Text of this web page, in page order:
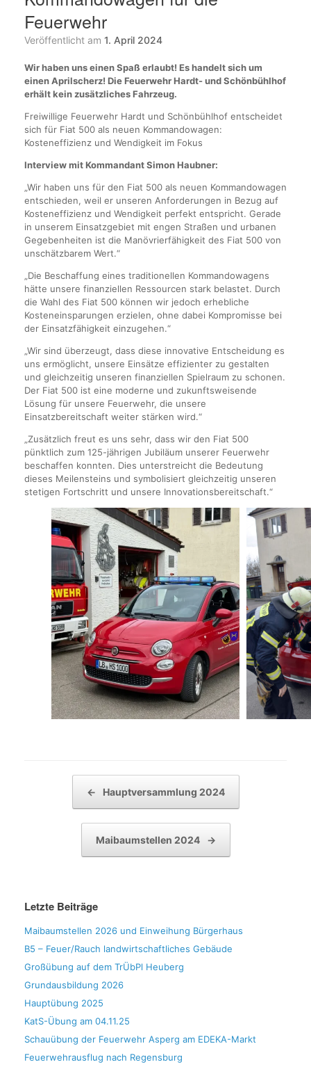
Feuerwehr
Veröffentlicht am 1. April 2024
Wir haben uns einen Spaß erlaubt! Es handelt sich um
einen Aprilscherz! Die Feuerwehr Hardt- und Schönbühlhof
erhält kein zusätzliches Fahrzeug.
Freiwillige Feuerwehr Hardt und Schönbühlhof entscheidet
sich für Fiat 500 als neuen Kommandowagen:
Kosteneffizienz und Wendigkeit im Fokus
Interview mit Kommandant Simon Haubner:
„Wir haben uns für den Fiat 500 als neuen Kommandowagen
entschieden, weil er unseren Anforderungen in Bezug auf
Kosteneffizienz und Wendigkeit perfekt entspricht. Gerade
in unserem Einsatzgebiet mit engen Straßen und urbanen
Gegebenheiten ist die Manövrierfähigkeit des Fiat 500 von
unschätzbarem Wert.“
„Die Beschaffung eines traditionellen Kommandowagens
hätte unsere finanziellen Ressourcen stark belastet. Durch
die Wahl des Fiat 500 können wir jedoch erhebliche
Kosteneinsparungen erzielen, ohne dabei Kompromisse bei
der Einsatzfähigkeit einzugehen.“
„Wir sind überzeugt, dass diese innovative Entscheidung es
uns ermöglicht, unsere Einsätze effizienter zu gestalten
und gleichzeitig unseren finanziellen Spielraum zu schonen.
Der Fiat 500 ist eine moderne und zukunftsweisende
Lösung für unsere Feuerwehr, die unsere
Einsatzbereitschaft weiter stärken wird.“
„Zusätzlich freut es uns sehr, dass wir den Fiat 500
pünktlich zum 125-jährigen Jubiläum unserer Feuerwehr
beschaffen konnten. Dies unterstreicht die Bedeutung
dieses Meilensteins und symbolisiert gleichzeitig unseren
stetigen Fortschritt und unsere Innovationsbereitschaft.“
← Hauptversammlung 2024
Maibaumstellen 2024 →
Letzte Beiträge
Maibaumstellen 2026 und Einweihung Bürgerhaus
B5 – Feuer/Rauch landwirtschaftliches Gebäude
Großübung auf dem TrÜbPl Heuberg
Grundausbildung 2026
Hauptübung 2025
KatS-Übung am 04.11.25
Schauübung der Feuerwehr Asperg am EDEKA-Markt
Feuerwehrausflug nach Regensburg